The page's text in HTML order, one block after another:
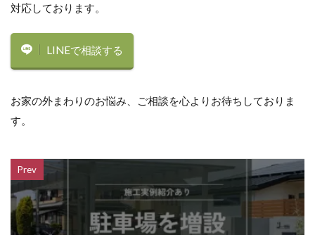
対応しております。
LINEで相談する
お家の外まわりのお悩み、ご相談を心よりお待ちしておりま
す。
Prev